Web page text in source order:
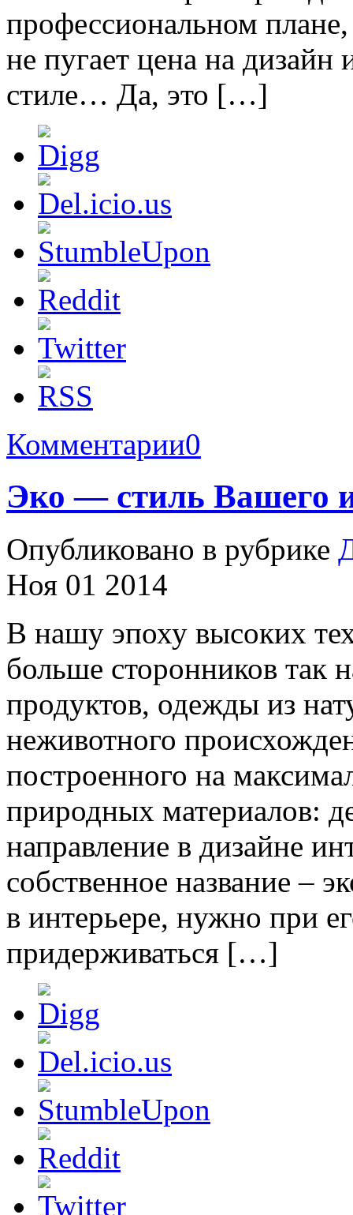
профессиональном
не пугает цена на дизайн
стиле… Да, это […]
Комментарии0
Эко — стиль Вашего
Опубликовано в рубрике
Ноя 01 2014
В нашу эпоху высоких
больше сторонников так
продуктов, одежды из
неживотного
построенного на
природных материалов:
направление в дизайне
собственное название –
в интерьере, нужно при
придерживаться […]